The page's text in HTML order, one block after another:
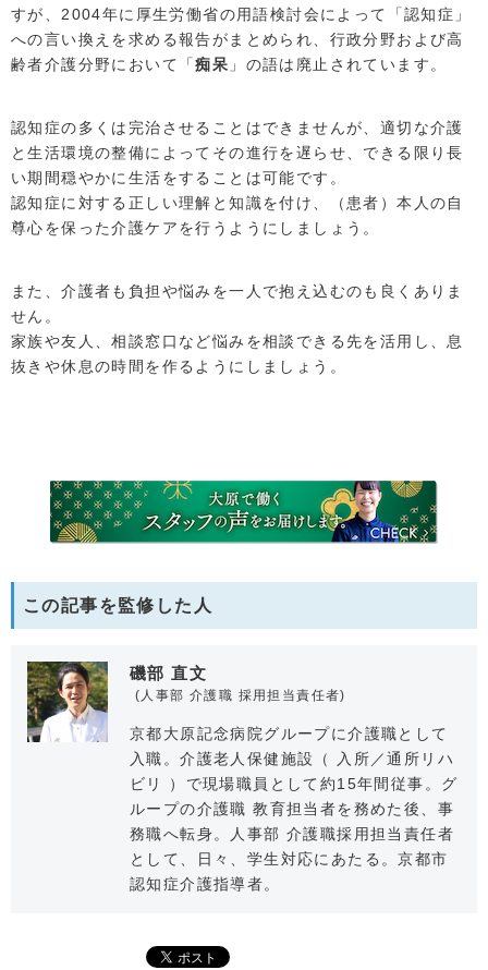
すが、2004年に厚生労働省の用語検討会によって「認知症」
への言い換えを求める報告がまとめられ、行政分野および高
齢者介護分野において「痴呆 」の語は廃止されています。
認知症の多くは完治させることはできませんが、適切な介護
と生活環境の整備によってその進行を遅らせ、できる限り長
い期間穏やかに生活をすることは可能です。
認知症に対する正しい理解と知識を付け、（患者）本人の自
尊心を保った介護ケアを行うようにしましょう。
また、介護者も負担や悩みを一人で抱え込むのも良くありま
せん。
家族や友人、相談窓口など悩みを相談できる先を活用し、息
抜きや休息の時間を作るようにしましょう。
この記事を監修した人
磯部 直文
(人事部 介護職 採用担当責任者)
京都大原記念病院グループに介護職として
入職。介護老人保健施設（ 入所／通所リハ
ビリ ）で現場職員として約15年間従事。グ
ループの介護職 教育担当者を務めた後、事
務職へ転身。人事部 介護職採用担当責任者
として、日々、学生対応にあたる。京都市
認知症介護指導者。